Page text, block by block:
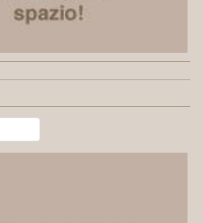
Type 2 or more characters for